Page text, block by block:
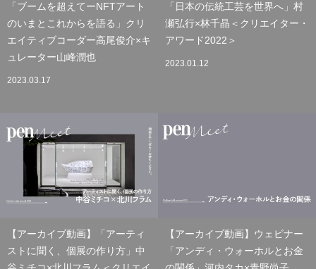
「ブームを超えてーNFTアート
のいまとこれからを語る」クリ
エイティブコーダー高尾俊介×キ
ュレーター山峰潤也
2023.03.17
「日本の伝統工芸を世界へ」村
瀬弘行×林千晶＜クリエイター・
アワード2022＞
2023.01.12
【アーカイブ動画】「アーティ
ストに聞く、個展の作り方」中
【アーカイブ動画】ウェビナー
「アンディ・ウォーホルとお金